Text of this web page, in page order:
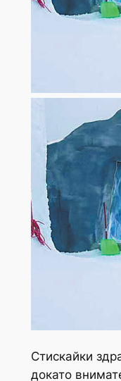
Стискайки
докато